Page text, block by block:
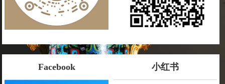
Facebook 小红书